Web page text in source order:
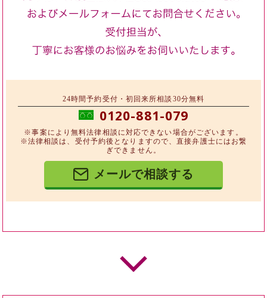
24時間予約受付・初回来所相談30分無料
0120-881-079
※事案により無料法律相談に対応できない場合がございます。
※法律相談は、受付予約後となりますので、直接弁護士にはお繋
ぎできません。
メールで相談する